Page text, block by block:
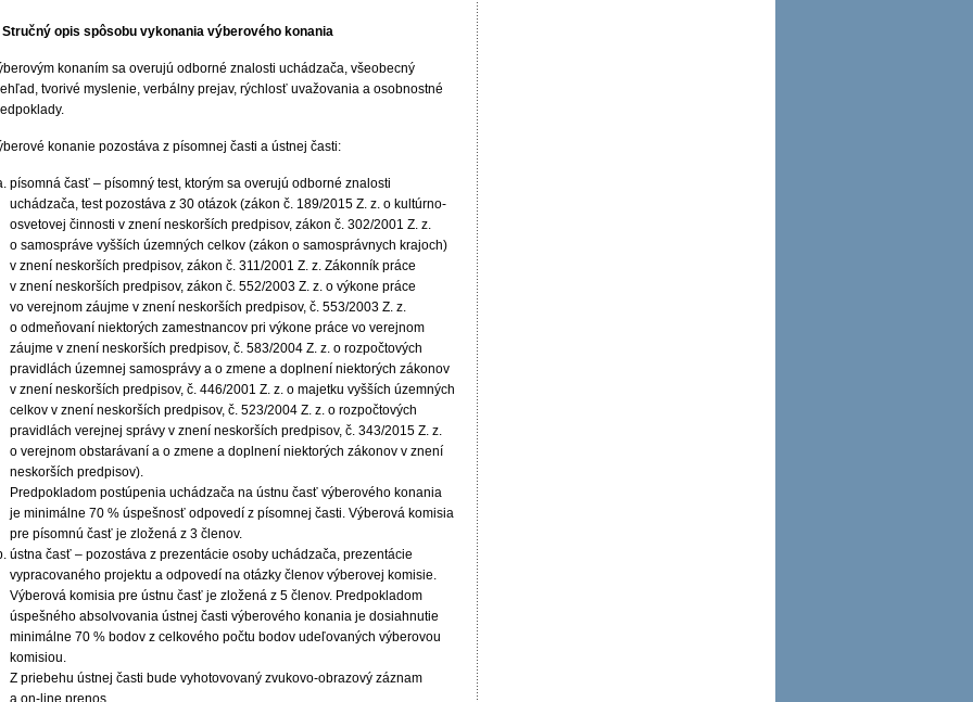
Stručný opis spôsobu vykonania výberového konania
konaním sa overujú odborné znalosti uchádzača, všeobecný
tvorivé myslenie, verbálny prejav, rýchlosť uvažovania a osobnostné
konanie pozostáva z písomnej časti a ústnej časti:
písomná časť – písomný test, ktorým sa overujú odborné znalosti
uchádzača, test pozostáva z 30 otázok (zákon č. 189/2015 Z. z. o kultúrno-
osvetovej činnosti v znení neskorších predpisov, zákon č. 302/2001 Z. z.
o samospráve vyšších územných celkov (zákon o samosprávnych krajoch)
v znení neskorších predpisov, zákon č. 311/2001 Z. z. Zákonník práce
v znení neskorších predpisov, zákon č. 552/2003 Z. z. o výkone práce
vo verejnom záujme v znení neskorších predpisov, č. 553/2003 Z. z.
o odmeňovaní niektorých zamestnancov pri výkone práce vo verejnom
záujme v znení neskorších predpisov, č. 583/2004 Z. z. o rozpočtových
pravidlách územnej samosprávy a o zmene a doplnení niektorých zákonov
v znení neskorších predpisov, č. 446/2001 Z. z. o majetku vyšších územných
celkov v znení neskorších predpisov, č. 523/2004 Z. z. o rozpočtových
pravidlách verejnej správy v znení neskorších predpisov, č. 343/2015 Z. z.
o verejnom obstarávaní a o zmene a doplnení niektorých zákonov v znení
neskorších predpisov).
Predpokladom postúpenia uchádzača na ústnu časť výberového konania
je minimálne 70 % úspešnosť odpovedí z písomnej časti. Výberová komisia
pre písomnú časť je zložená z 3 členov.
ústna časť – pozostáva z prezentácie osoby uchádzača, prezentácie
vypracovaného projektu a odpovedí na otázky členov výberovej komisie.
Výberová komisia pre ústnu časť je zložená z 5 členov. Predpokladom
úspešného absolvovania ústnej časti výberového konania je dosiahnutie
minimálne 70 % bodov z celkového počtu bodov udeľovaných výberovou
komisiou.
Z priebehu ústnej časti bude vyhotovovaný zvukovo-obrazový záznam
a on-line prenos.